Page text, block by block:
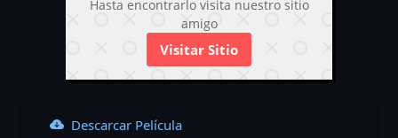
Hasta encontrarlo visita nuestro sitio
amigo
Visitar Sitio
Descarcar Película